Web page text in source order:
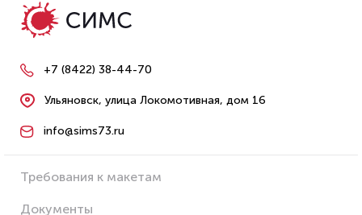
+7 (8422) 38-44-70
Ульяновск, улица Локомотивная, дом 16
info@sims73.ru
Требования к макетам
Документы